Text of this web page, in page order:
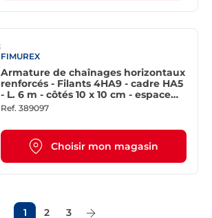
FIMUREX
Armature de chaînages horizontaux
renforcés - Filants 4HA9 - cadre HA5
- L. 6 m - côtés 10 x 10 cm - espace
éléments transversaux 20 cm
Ref. 389097
Choisir mon magasin
1 2 3